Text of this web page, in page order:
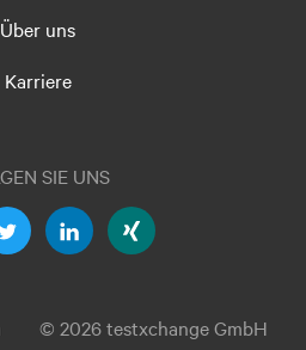
Über uns
Karriere
SIE UNS
© 2026 testxchange GmbH